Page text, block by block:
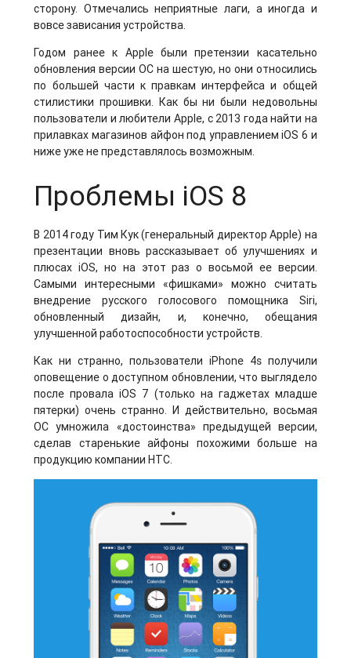
сторону. Отмечались неприятные лаги, а иногда и
вовсе зависания устройства.
Годом ранее к Apple были претензии касательно
обновления версии ОС на шестую, но они относились
по большей части к правкам интерфейса и общей
стилистики прошивки. Как бы ни были недовольны
пользователи и любители Apple, с 2013 года найти на
прилавках магазинов айфон под управлением iOS 6 и
ниже уже не представлялось возможным.
Проблемы iOS 8
В 2014 году Тим Кук (генеральный директор Apple) на
презентации вновь рассказывает об улучшениях и
плюсах iOS, но на этот раз о восьмой ее версии.
Самыми интересными «фишками» можно считать
внедрение русского голосового помощника Siri,
обновленный дизайн, и, конечно, обещания
улучшенной работоспособности устройств.
Как ни странно, пользователи iPhone 4s получили
оповещение о доступном обновлении, что выглядело
после провала iOS 7 (только на гаджетах младше
пятерки) очень странно. И действительно, восьмая
ОС умножила «достоинства» предыдущей версии,
сделав старенькие айфоны похожими больше на
продукцию компании HTC.